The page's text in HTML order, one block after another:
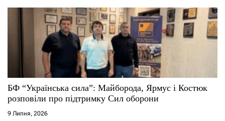
БФ “Українська сила”: Майборода, Ярмус і Костюк
розповіли про підтримку Сил оборони
9 Липня, 2026